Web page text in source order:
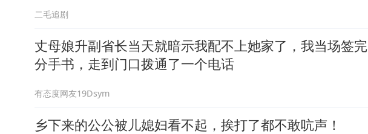
二毛追剧
丈母娘升副省长当天就暗示我配不上她家了，我当场签完
分手书，走到门口拨通了一个电话
有态度网友19Dsym
乡下来的公公被儿媳妇看不起，挨打了都不敢吭声！